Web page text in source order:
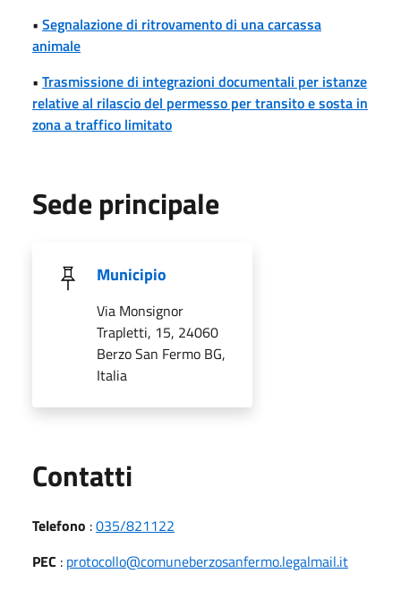
• Segnalazione di ritrovamento di una carcassa
animale
• Trasmissione di integrazioni documentali per istanze
relative al rilascio del permesso per transito e sosta in
zona a traffico limitato
Sede principale
Municipio
Via Monsignor
Trapletti, 15, 24060
Berzo San Fermo BG,
Italia
Contatti
Telefono :035/821122
PEC : protocollo@comuneberzosanfermo.legalmail.it